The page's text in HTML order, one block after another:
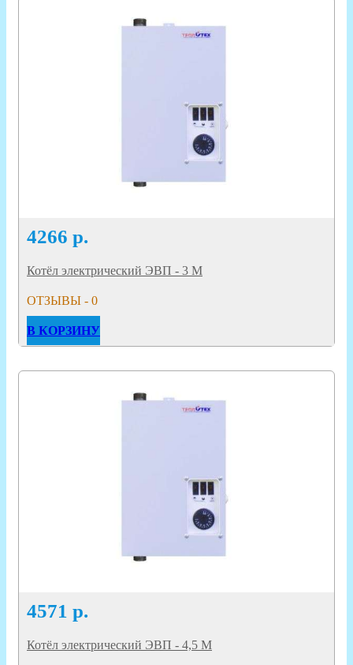
4266 р.
Котёл электрический ЭВП - 3 М
ОТЗЫВЫ - 0
В КОРЗИНУ
4571 р.
Котёл электрический ЭВП - 4,5 М